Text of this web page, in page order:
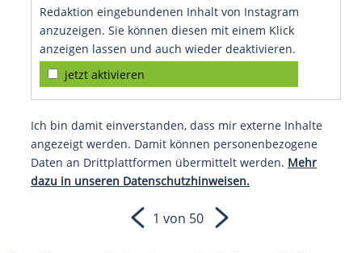
Redaktion eingebundenen Inhalt von Instagram
anzuzeigen. Sie können diesen mit einem Klick
anzeigen lassen und auch wieder deaktivieren.
jetzt aktivieren
Ich bin damit einverstanden, dass mir externe Inhalte
angezeigt werden. Damit können personenbezogene
Daten an Drittplattformen übermittelt werden. Mehr
dazu in unseren Datenschutzhinweisen.
1 von 50